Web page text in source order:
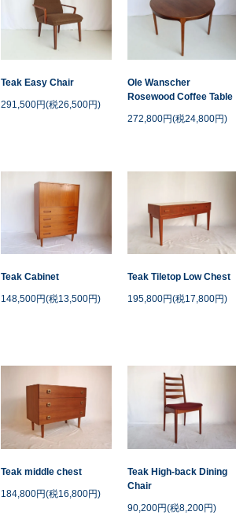
Teak Easy Chair
291,500円(税26,500円)
Ole Wanscher
Rosewood Coffee Table
272,800円(税24,800円)
Teak Cabinet
148,500円(税13,500円)
Teak Tiletop Low Chest
195,800円(税17,800円)
Teak middle chest
184,800円(税16,800円)
Teak High-back Dining
Chair
90,200円(税8,200円)